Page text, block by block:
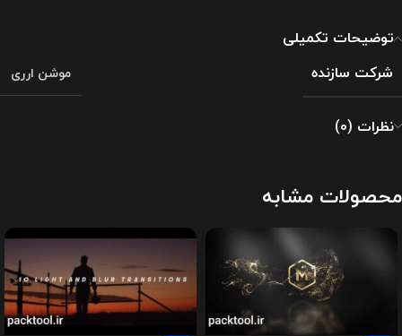
توضیحات تکمیلی
شرکت سازنده
موشن ارری
نظرات (0)
محصولات مشابه